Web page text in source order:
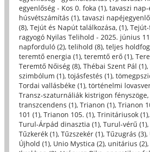
egyenlőség - Kos 0. foka (1), tavaszi
húsvétszámítás (1), tavaszi
(8), Tejút és Napút találkozása, (1),
ragyogó Nyilas Telihold - 2025. június
napforduló (2), telihold (8), teljes
teremtő energia (1), teremtő erő (1),
Teremtő Nőiség (8), Thébai Szent Pál (1),
szimbólum (1), tojásfestés (1),
Tordai vallásbéke (1), történelmi
Transz-szaturnáliák kistrigon fényszöge,
transzcendens (1), Trianon (1), Trianon
101 (1), Trianon 105. (1), Trinitáriusok (1),
Turul-Árpád dinasztia (1), Turul-vérű (1),
Tűzkerék (1), Tűzszekér (1), Tűzugrás (3),
Újhold (1), Unio Mystica (2), unitárius (2),